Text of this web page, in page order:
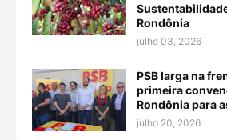
Rondônia
julho 03, 2026
PSB larga na
primeira
Rondônia para
julho 20, 2026